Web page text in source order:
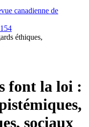
canadienne de
éthiques,
font la loi :
sociaux